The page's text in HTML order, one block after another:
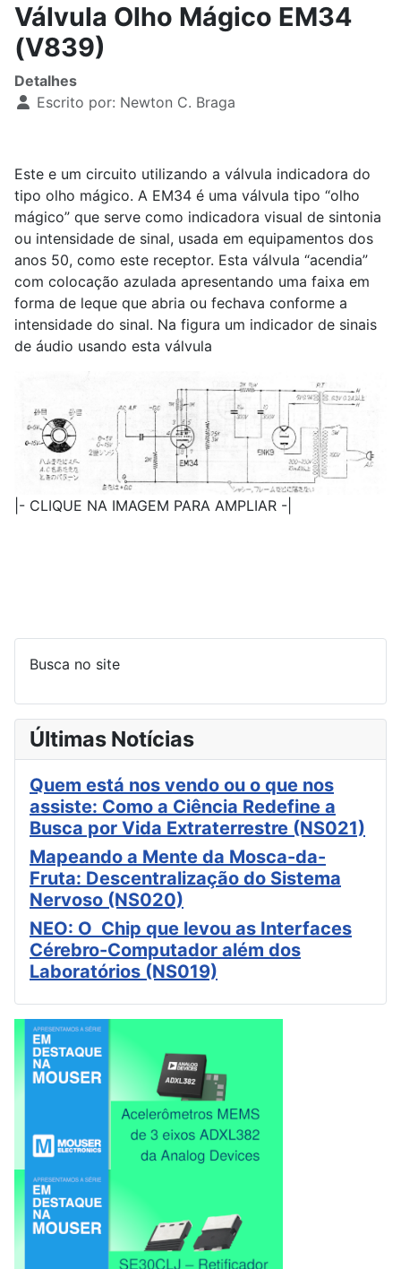
Válvula Olho Mágico EM34
(V839)
Detalhes
Escrito por: Newton C. Braga
Este e um circuito utilizando a válvula indicadora do
tipo olho mágico. A EM34 é uma válvula tipo “olho
mágico” que serve como indicadora visual de sintonia
ou intensidade de sinal, usada em equipamentos dos
anos 50, como este receptor. Esta válvula “acendia”
com colocação azulada apresentando uma faixa em
forma de leque que abria ou fechava conforme a
intensidade do sinal. Na figura um indicador de sinais
de áudio usando esta válvula
|- CLIQUE NA IMAGEM PARA AMPLIAR -|
Busca no site
Últimas Notícias
Quem está nos vendo ou o que nos
assiste: Como a Ciência Redefine a
Busca por Vida Extraterrestre (NS021)
Mapeando a Mente da Mosca-da-
Fruta: Descentralização do Sistema
Nervoso (NS020)
NEO: O Chip que levou as Interfaces
Cérebro-Computador além dos
Laboratórios (NS019)